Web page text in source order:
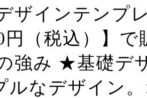
ザインテンプ
円（税込）】
強み ★基礎デ
ルなデザイン